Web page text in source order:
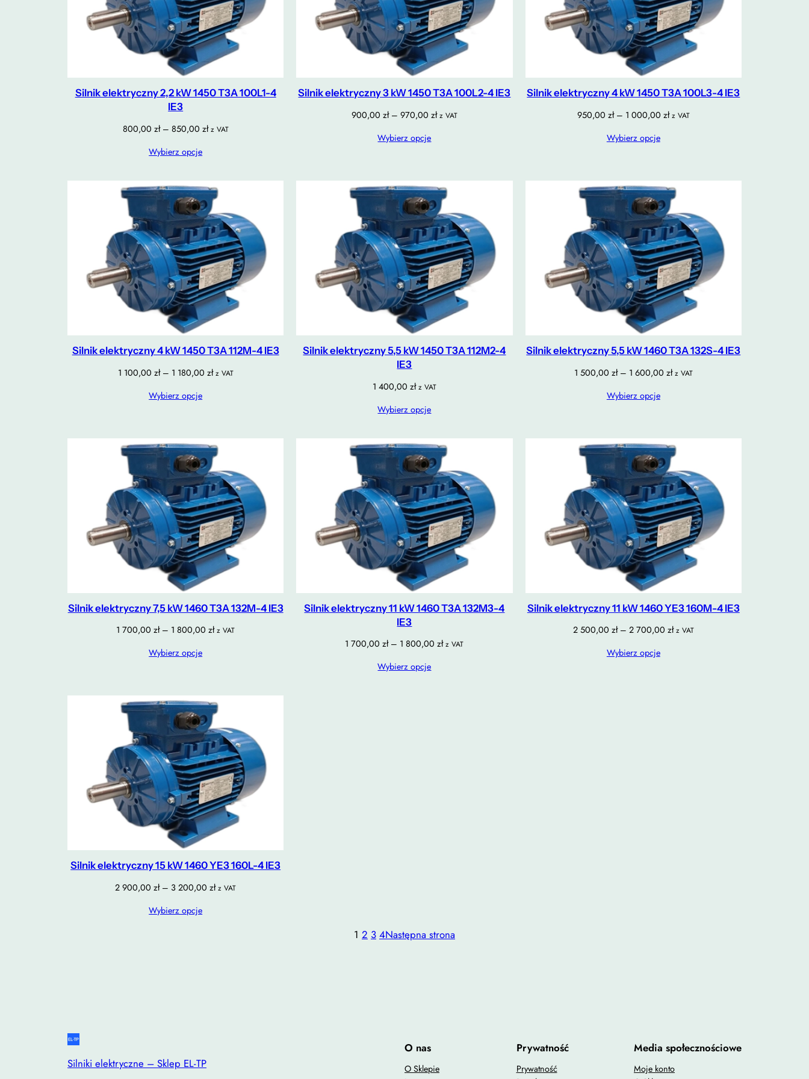
Silnik elektryczny 2,2 kW 1450 T3A 100L1-4
IE3
800,00 zł – 850,00 złZakres
do
850,00 zł
z VAT
Wybierz opcje
Silnik elektryczny 3 kW 1450 T3A 100L2-4 IE3
900,00 zł – 970,00 złZakres
970,00 zł
z VAT
Wybierz opcje
Silnik elektryczny 4 kW 1450 T3A 100L3-4 IE3
950,00 zł – 1 000,00 złZakres
1
000,00 zł
z VAT
Wybierz opcje
Silnik elektryczny 4 kW 1450 T3A 112M-4 IE3
1 100,00 zł – 1 180,00 złZakres
do
1
180,00 zł
z VAT
Wybierz opcje
Silnik elektryczny 5,5 kW 1450 T3A 112M2-4
IE3
1 400,00 zł z VAT
Wybierz opcje
Silnik elektryczny 5,5 kW 1460 T3A 132S-4 IE3
1 500,00 zł – 1 600,00 złZakres
do
1
z VAT
Wybierz opcje
Silnik elektryczny 7,5 kW 1460 T3A 132M-4 IE3
1 700,00zł – 1 800,00złZakres
do
1
z VAT
Wybierz opcje
Silnik elektryczny 11 kW 1460 T3A 132M3-4
IE3
1 700,00zł – 1 800,00złZakres
z VAT
Wybierz opcje
Silnik elektryczny 11 kW 1460 YE3 160M-4 IE3
2 500,00 zł – 2 700,00 złZakres
z VAT
Wybierz opcje
Silnik elektryczny 15 kW 1460 YE3 160L-4 IE3
2 900,00zł – 3 200,00złZakres
z VAT
Wybierz opcje
1 2 3 4Następna strona
Silniki elektryczne – Sklep EL-TP
O nas
O Sklepie
Prywatność
Prywatność
Media społecznościowe
Moje konto